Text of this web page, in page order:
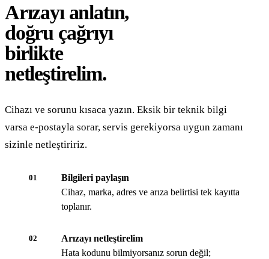
Arızayı anlatın,
doğru çağrıyı
birlikte
netleştirelim.
Cihazı ve sorunu kısaca yazın. Eksik bir teknik bilgi
varsa e-postayla sorar, servis gerekiyorsa uygun zamanı
sizinle netleştiririz.
01
Bilgileri paylaşın
Cihaz, marka, adres ve arıza belirtisi tek kayıtta
toplanır.
02
Arızayı netleştirelim
Hata kodunu bilmiyorsanız sorun değil;